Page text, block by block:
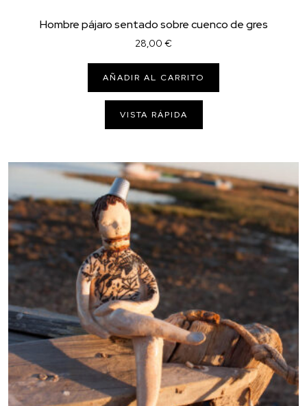
Hombre pájaro sentado sobre cuenco de gres
28,00 €
AÑADIR AL CARRITO
VISTA RÁPIDA